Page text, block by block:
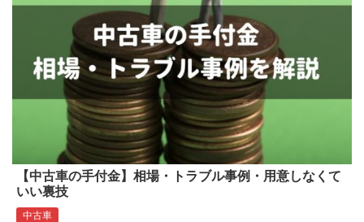
【中古車の手付金】相場・トラブル事例・用意しなくて
いい裏技
中古車